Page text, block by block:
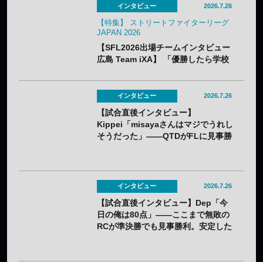
インタビュー 2026.7.26
【特集】 ストリートファイターリーグ
JAPAN 2026
【SFL2026出場チームインタビュー
広島 Team iXA】 「優勝したら学校
takepiと挑む「SFL」
インタビュー 2026.7.26
【試合直後インタビュー】
Kippei「misayaさんはマジでうれし
そうだった」――QTDがFLに見事勝
インタビュー 2026.7.26
【試合直後インタビュー】Dep「今
日の俺は80点」——ここまで無敗の
RCが準決勝でも見事勝利。安定した